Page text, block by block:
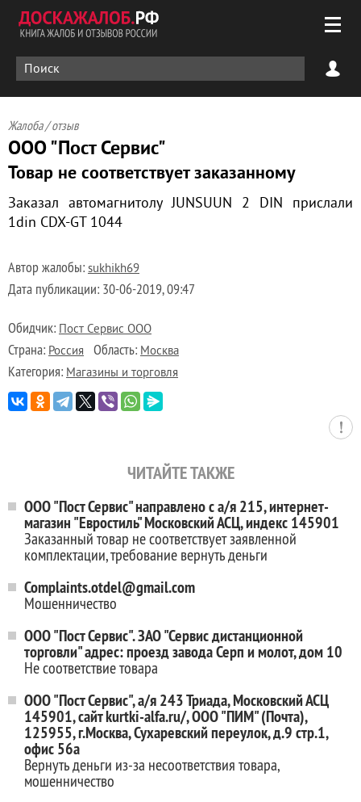
Жалоба / отзыв
ООО "Пост Сервис"
Товар не соответствует заказанному
Заказал автомагнитолу JUNSUUN 2 DIN прислали
1din CDX-GT 1044
Автор жалобы: sukhikh69
Дата публикации: 30-06-2019, 09:47
Обидчик: Пост Сервис ООО
Страна: Россия Область: Москва
Категория: Магазины и торговля
ЧИТАЙТЕ ТАКЖЕ
ООО "Пост Сервис" направлено с а/я 215, интернет-
магазин "Евростиль" Московский АСЦ, индекс 145901
Заказанный товар не соответствует заявленной
комплектации, требование вернуть деньги
Complaints.otdel@gmail.com
Мошенничество
ООО "Пост Сервис". ЗАО "Сервис дистанционной
торговли" адрес: проезд завода Серп и молот, дом 10
Не соответствие товара
ООО "Пост Сервис", а/я 243 Триада, Московский АСЦ
145901, сайт kurtki-alfa.ru/, ООО "ПИМ" (Почта),
125955, г.Москва, Сухаревский переулок, д.9 стр.1,
офис 56а
Вернуть деньги из-за несоответствия товара,
мошенничество